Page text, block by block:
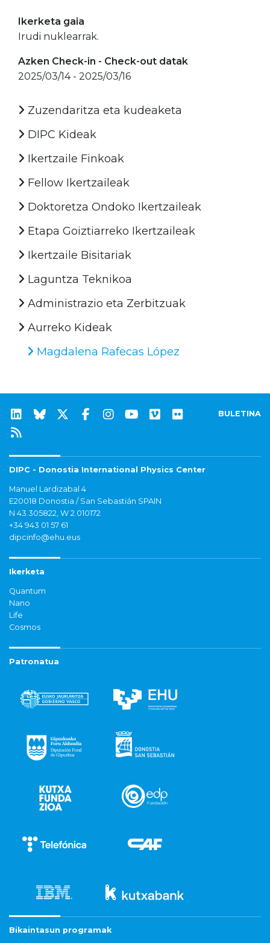
Ikerketa gaia
Irudi nuklearrak.
Azken Check-in - Check-out datak
2025/03/14 - 2025/03/16
Zuzendaritza eta kudeaketa
DIPC Kideak
Ikertzaile Finkoak
Fellow Ikertzaileak
Doktoretza Ondoko Ikertzaileak
Etapa Goiztiarreko Ikertzaileak
Ikertzaile Bisitariak
Laguntza Teknikoa
Administrazio eta Zerbitzuak
Aurreko Kideak
Magdalena Rafecas López
BULETINA
DIPC - Donostia International Physics Center
Manuel Lardizabal 4
E20018 Donostia / San Sebastián SPAIN
N 43.305822, W 2.010172
+34 943 01 57 61
dipcinfo@ehu.eus
Ikerketa
Quantum
Nano
Life
Cosmos
Patronatua
Bikaintasun programak